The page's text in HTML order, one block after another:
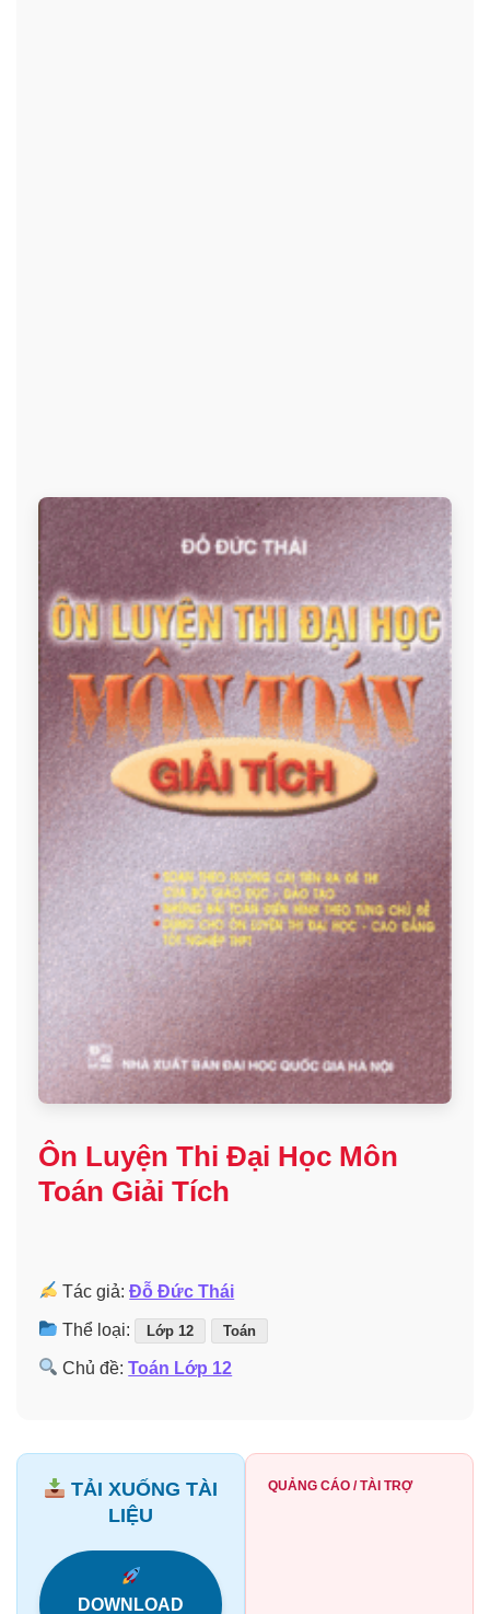
Ôn Luyện Thi Đại Học Môn
Toán Giải Tích
Tác giả:Đỗ Đức Thái
Thể loại: Lớp 12 Toán
Chủ đề:Toán Lớp 12
TẢI XUỐNG TÀI
LIỆU
DOWNLOAD
QUẢNG CÁO / TÀI TRỢ